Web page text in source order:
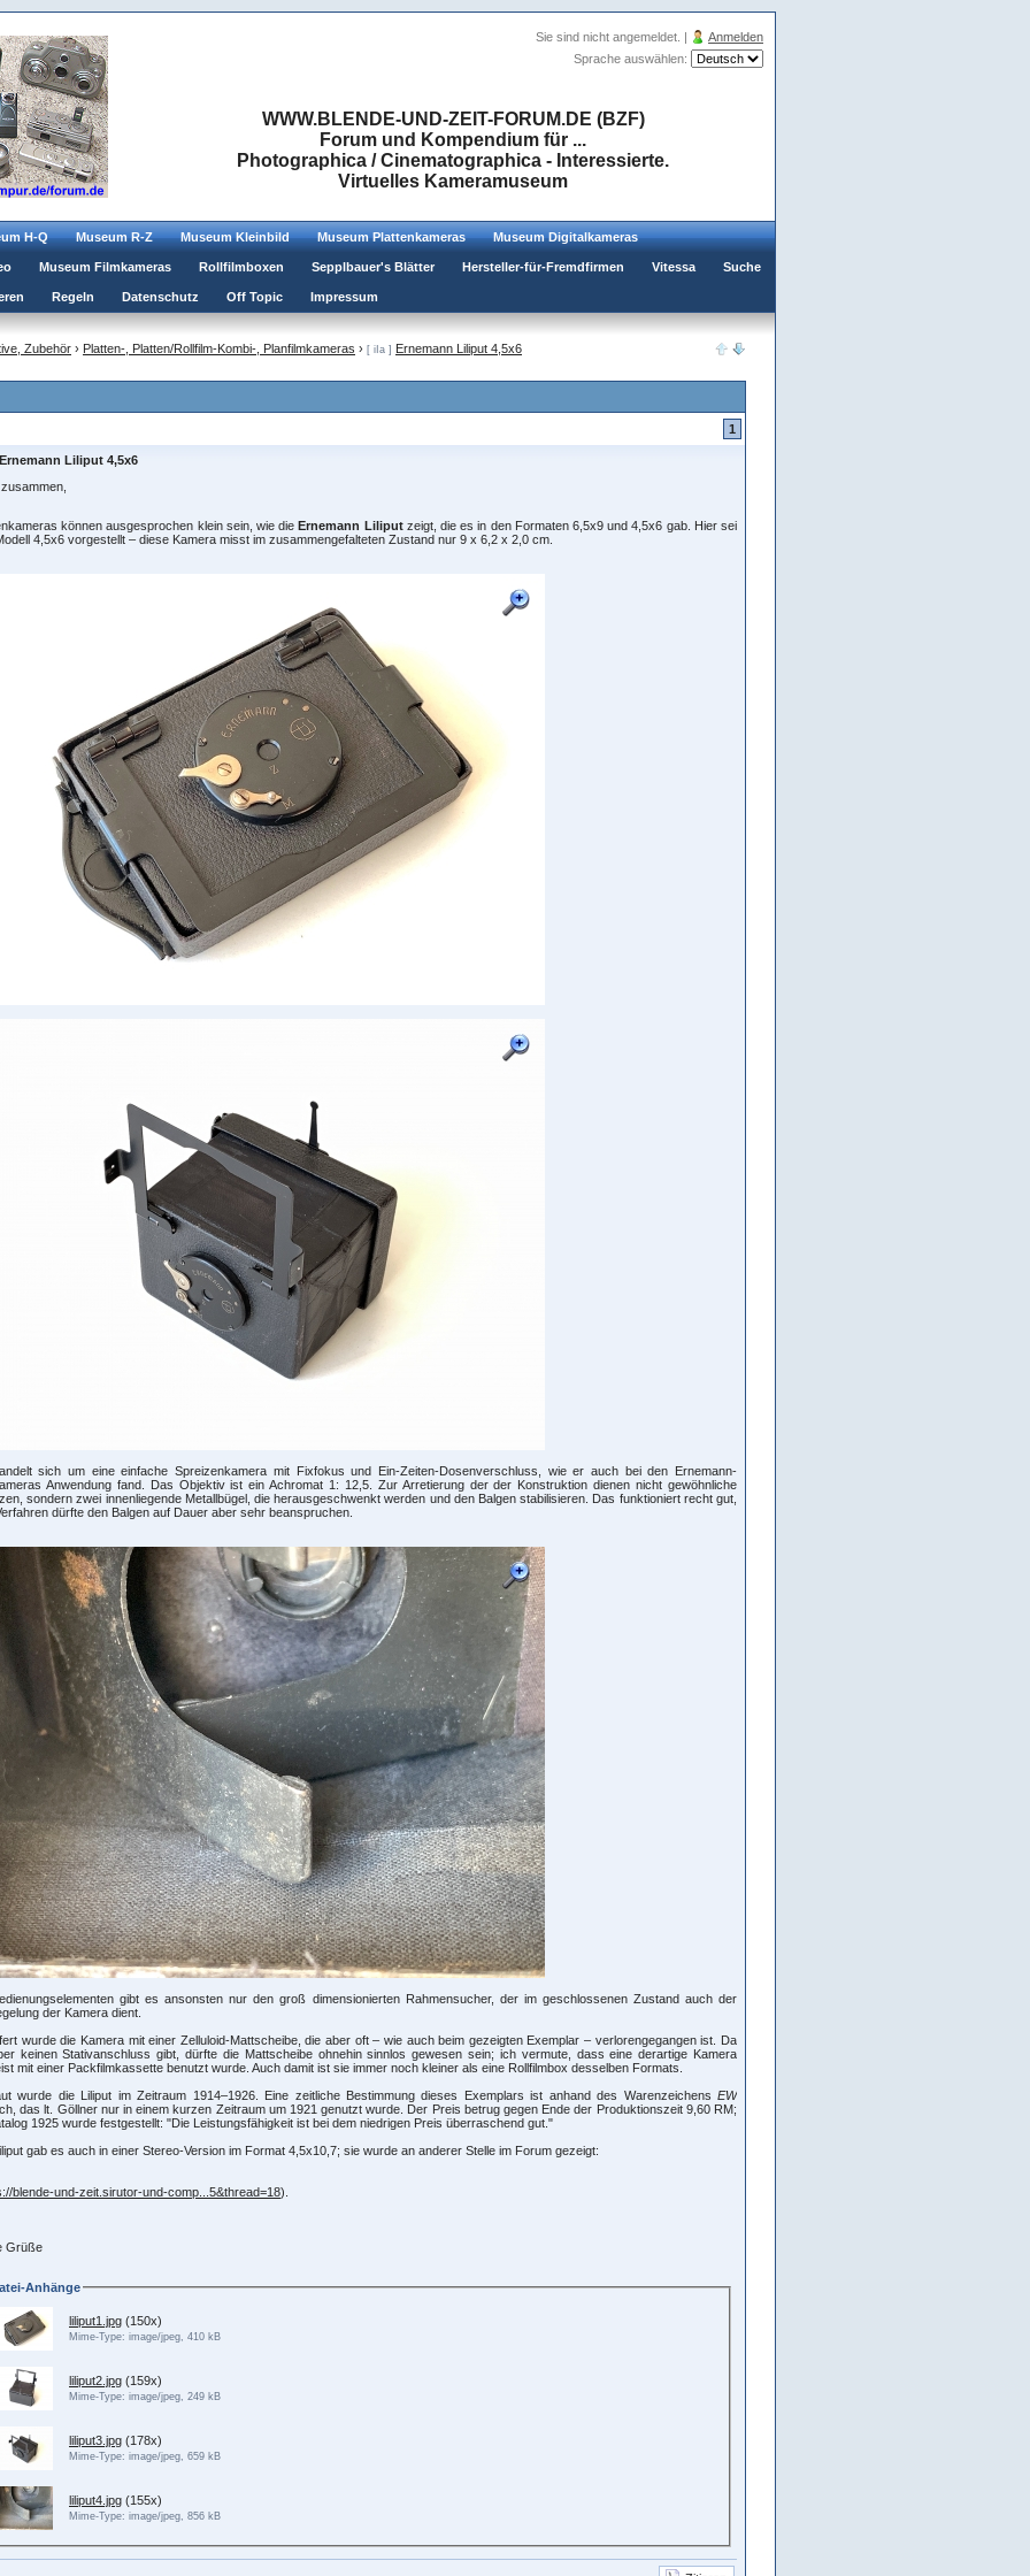
Sie sind nicht angemeldet. |
Anmelden
Sprache auswählen:
WWW.BLENDE-UND-ZEIT-FORUM.DE (BZF)
Forum und Kompendium für ...
Photographica / Cinematographica - Interessierte.
Virtuelles Kameramuseum
H-Q Museum R-Z Museum Kleinbild Museum Plattenkameras Museum Digitalkameras
Museum Filmkameras Rollfilmboxen Sepplbauer's Blätter Hersteller-für-Fremdfirmen Vitessa Suche
Regeln Datenschutz Off Topic Impressum
Zubehör › Platten-, Platten/Rollfilm-Kombi-, Planfilmkameras › [ iIa ] Ernemann Liliput 4,5x6
1
Ernemann Liliput 4,5x6
können ausgesprochen klein sein, wie die Ernemann Liliputzeigt, die es in den Formaten 6,5x9 und 4,5x6 gab. Hier sei
4,5x6 vorgestellt – diese Kamera misst im zusammengefalteten Zustand nur 9 x 6,2 x 2,0 cm.
sich um eine einfache Spreizenkamera mit Fixfokus und Ein-Zeiten-Dosenverschluss, wie er auch bei den Ernemann-
Anwendung fand. Das Objektiv ist ein Achromat 1: 12,5. Zur Arretierung der der Konstruktion dienen nicht gewöhnliche
sondern zwei innenliegende Metallbügel, die herausgeschwenkt werden und den Balgen stabilisieren. Das funktioniert recht gut,
dürfte den Balgen auf Dauer aber sehr beanspruchen.
gibt es ansonsten nur den groß dimensionierten Rahmensucher, der im geschlossenen Zustand auch der
der Kamera dient.
wurde die Kamera mit einer Zelluloid-Mattscheibe, die aber oft – wie auch beim gezeigten Exemplar – verlorengegangen ist. Da
keinen Stativanschluss gibt, dürfte die Mattscheibe ohnehin sinnlos gewesen sein; ich vermute, dass eine derartige Kamera
mit einer Packfilmkassette benutzt wurde. Auch damit ist sie immer noch kleiner als eine Rollfilmbox desselben Formats.
wurde die Liliput im Zeitraum 1914–1926. Eine zeitliche Bestimmung dieses Exemplars ist anhand des Warenzeichens EW
das lt. Göllner nur in einem kurzen Zeitraum um 1921 genutzt wurde. Der Preis betrug gegen Ende der Produktionszeit 9,60 RM;
1925 wurde festgestellt: "Die Leistungsfähigkeit ist bei dem niedrigen Preis überraschend gut."
gab es auch in einer Stereo-Version im Format 4,5x10,7; sie wurde an anderer Stelle im Forum gezeigt:
blende-und-zeit.sirutor-und-comp...5&thread=18).
Grüße
Anhänge
liliput1.jpg (150x)
Mime-Type: image/jpeg, 410 kB
liliput2.jpg (159x)
Mime-Type: image/jpeg, 249 kB
liliput3.jpg (178x)
Mime-Type: image/jpeg, 659 kB
liliput4.jpg (155x)
Mime-Type: image/jpeg, 856 kB